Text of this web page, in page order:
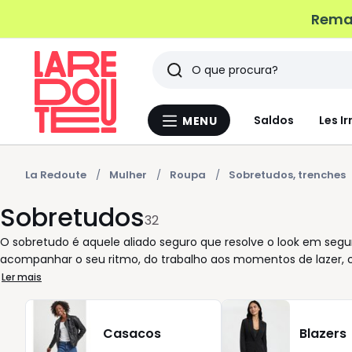
Menu
MENU Saldos Les
Pesquisar
Últimos
artigos
vistos
La Redoute Mulher Roupa Sobretudos, trenches
Sobretudos32
O sobretudo é aquele aliado seguro que resolve o look em
acompanhar o seu ritmo, do trabalho aos momentos de
que vestem com facilidade e ajudam a criar uma silhueta
personalidade sem complicações. Detalhes como capuz,
dia, sobretudo quando o tempo muda de repente. Estes
com camisas, malhas ou um simples blusão por baixo. Aqui,
Ler mais
Casacos Blazers